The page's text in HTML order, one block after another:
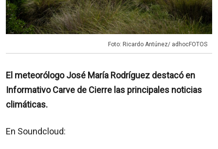
Foto: Ricardo Antúnez/ adhocFOTOS
El meteorólogo José María Rodríguez destacó en
Informativo Carve de Cierre las principales noticias
climáticas.
En Soundcloud: